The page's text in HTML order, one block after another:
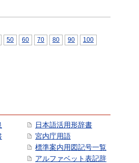
50 60 70 80 90
100
日本語活用形辞書
宮内庁用語
標準案内用図記号一覧
アルファベット表記辞